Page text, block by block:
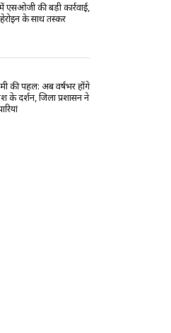
एसओजी की बड़ी कार्रवाई,
हेरोइन के साथ तस्कर
की पहल: अब वर्षभर होंगे
के दर्शन, जिला प्रशासन ने